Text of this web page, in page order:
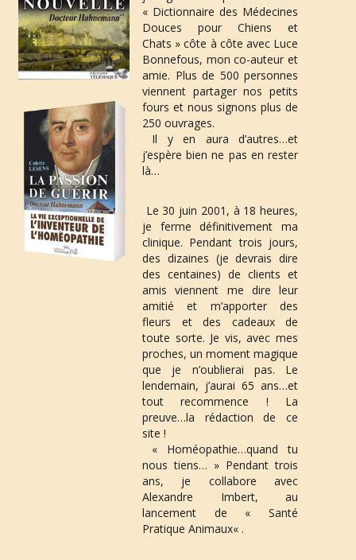
« Dictionnaire des Médecines
Douces pour Chiens et
Chats » côte à côte avec Luce
Bonnefous, mon co-auteur et
amie. Plus de 500 personnes
viennent partager nos petits
fours et nous signons plus de
250 ouvrages.
j’espère bien ne pas en rester
là…
Le 30 juin 2001, à 18 heures,
je ferme définitivement ma
clinique. Pendant trois jours,
des dizaines (je devrais dire
des centaines) de clients et
amis viennent me dire leur
amitié et m’apporter des
fleurs et des cadeaux de
toute sorte. Je vis, avec mes
proches, un moment magique
que je n’oublierai pas. Le
lendemain, j’aurai 65 ans…et
tout recommence ! La
preuve…la rédaction de ce
site !
nous tiens… » Pendant trois
ans, je collabore avec
Alexandre Imbert, au
lancement de « Santé
Pratique Animaux« .